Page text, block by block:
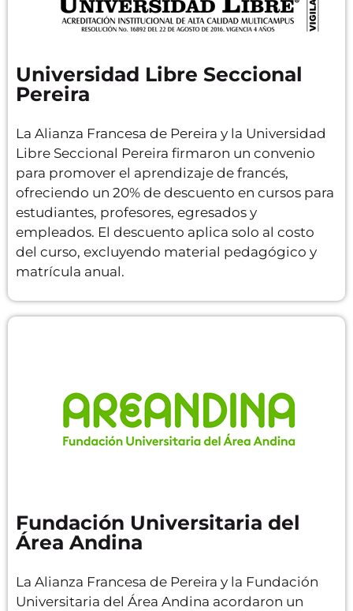
Universidad Libre Seccional
Pereira
La Alianza Francesa de Pereira y la Universidad
Libre Seccional Pereira firmaron un convenio
para promover el aprendizaje de francés,
ofreciendo un 20% de descuento en cursos para
estudiantes, profesores, egresados y
empleados. El descuento aplica solo al costo
del curso, excluyendo material pedagógico y
matrícula anual.
Fundación Universitaria del
Área Andina
La Alianza Francesa de Pereira y la Fundación
Universitaria del Área Andina acordaron un